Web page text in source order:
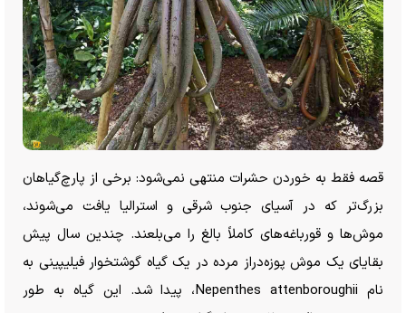
قصه فقط به خوردن حشرات منتهی نمی‌شود: برخی از پارچ‌گیاهان
بزرگ‌تر که در آسیای جنوب شرقی و استرالیا یافت می‌شوند،
موش‌ها و قورباغه‌های کاملاً بالغ را می‌بلعند. چندین سال پیش
بقایای یک موش پوزه‌دراز مرده در یک گیاه گوشتخوار فیلیپینی به
نام Nepenthes attenboroughii، پیدا شد. این گیاه به طور